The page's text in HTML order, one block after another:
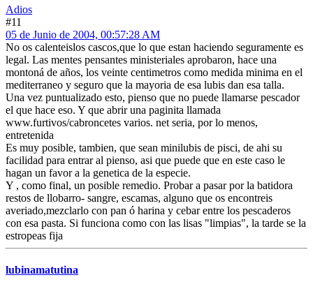
Adios
#11
05 de Junio de 2004, 00:57:28 AM
No os calenteislos cascos,que lo que estan haciendo seguramente es
legal. Las mentes pensantes ministeriales aprobaron, hace una
montoná de años, los veinte centimetros como medida minima en el
mediterraneo y seguro que la mayoria de esa lubis dan esa talla.
Una vez puntualizado esto, pienso que no puede llamarse pescador
el que hace eso. Y que abrir una paginita llamada
www.furtivos/cabroncetes varios. net seria, por lo menos,
entretenida
Es muy posible, tambien, que sean minilubis de pisci, de ahi su
facilidad para entrar al pienso, asi que puede que en este caso le
hagan un favor a la genetica de la especie.
Y , como final, un posible remedio. Probar a pasar por la batidora
restos de llobarro- sangre, escamas, alguno que os encontreis
averiado,mezclarlo con pan ó harina y cebar entre los pescaderos
con esa pasta. Si funciona como con las lisas "limpias", la tarde se la
estropeas fija
lubinamatutina